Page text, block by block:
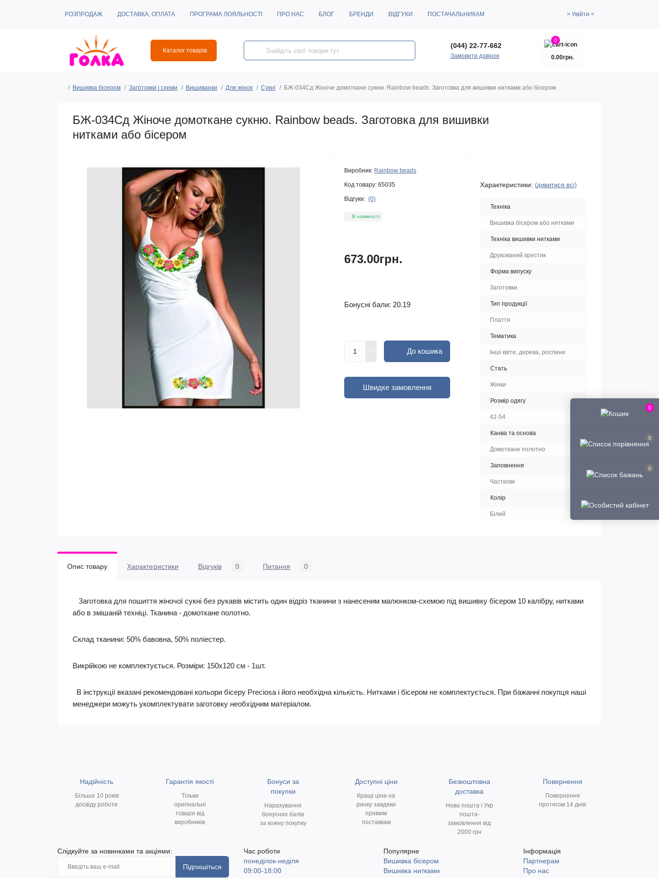
0
0
0
РОЗПРОДАЖ ДОСТАВКА, ОПЛАТА ПРОГРАМА ЛОЯЛЬНОСТІ ПРО НАС БЛОГ БРЕНДИ ВІДГУКИ ПОСТАЧАЛЬНИКАМ > Увійти <
Каталог товарів
(044) 22-77-662
Замовити дзвінок
0
0.00грн.
Вишивка бісером Заготовки і схеми Вишиванки Для жінок Сукні БЖ-034Сд Жіноче домоткане сукню. Rainbow beads. Заготовка для вишивки нитками або бісером
БЖ-034Сд Жіноче домоткане сукню. Rainbow beads. Заготовка для вишивки
нитками або бісером
Виробник: Rainbow beads
Код товару: 65035
Відгуки: (0)
В наявності
673.00грн.
Бонусні бали: 20.19
До кошика
Швидке замовлення
Характеристики: (дивитися всі)
Техніка
Вишивка бісером або нитками
Техніка вишивки нитками
Друкований хрестик
Форма випуску
Заготовки
Тип продукції
Плаття
Тематика
Інші квіти, дерева, рослини
Стать
Жінки
Розмір одягу
42-54
Канва та основа
Домоткане полотно
Заповнення
Часткове
Колір
Білий
Опис товару Характеристики Відгуків 0 Питання 0
Заготовка для пошиття жіночої сукні без рукавів містить один відріз тканини з нанесеним малюнком-схемою під вишивку бісером 10 калібру, нитками
або в змішаній техніці. Тканина - домоткане полотно.
Склад тканини: 50% бавовна, 50% поліестер.
Викрійкою не комплектується. Розміри: 150х120 см - 1шт.
В інструкції вказані рекомендовані кольори бісеру Preciosa і його необхідна кількість. Нитками і бісером не комплектується. При бажанні покупця наші
менеджери можуть укомплектувати заготовку необхідним матеріалом.
Надійність
Більше 10 років
досвіду роботи
Гарантія якості
Тільки
оригінальні
товари від
виробників
Бонуси за
покупки
Нарахування
бонусних балів
за кожну покупку
Доступні ціни
Кращі ціни на
ринку завдяки
прямим
поставкам
Безкоштовна
доставка
Нова пошта і Укр
пошта-
замовлення від
2000 грн
Повернення
Повернення
протягом 14 днів
Слідкуйте за новинками та акціями:
Підпишіться
Час роботи
понеділок-неділя
09:00-18:00
Популярне
Вишивка бісером
Вишивка нитками
Інформація
Партнерам
Про нас